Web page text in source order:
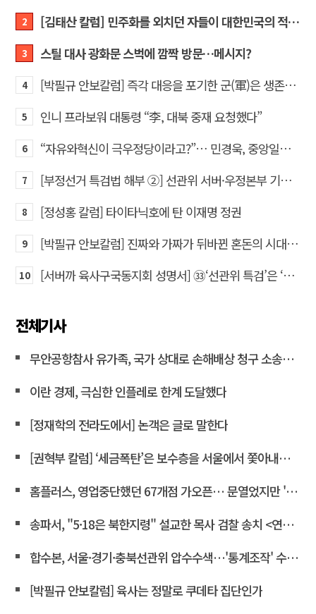
2 [김태산 칼럼] 민주화를 외치던 자들이 대한민국의 적이고 간첩이었다
3 스틸 대사 광화문 스벅에 깜짝 방문…메시지?
4 [박필규 안보칼럼] 즉각 대응을 포기한 군(軍)은 생존할 수 없다
5 인니 프라보워 대통령 “李, 대북 중재 요청했다”
6 “자유와혁신이 극우정당이라고?”… 민경욱, 중앙일보 직격
7 [부정선거 특검법 해부 ②] 선관위 서버·우정본부 기록까지…‘증거를 끌어오는 칼’
8 [정성홍 칼럼] 타이타닉호에 탄 이재명 정권
9 [박필규 안보칼럼] 진짜와 가짜가 뒤바뀐 혼돈의 시대, 안보 파탄은 막아야
10 [서버까 육사구국동지회 성명서] ㉝‘선관위 특검’은 ‘부정선거 특검’으로 명명하고 박주현 변호사를 ‘특검’으로 임명하라!
전체기사
무안공항참사 유가족, 국가 상대로 손해배상 청구 소송한다
이란 경제, 극심한 인플레로 한계 도달했다
[정재학의 전라도에서] 논객은 글로 말한다
[권혁부 칼럼] ‘세금폭탄’은 보수층을 서울에서 쫓아내려는 계획
홈플러스, 영업중단했던 67개점 가오픈… 문열었지만 '텅빈 매대'
송파서, "5·18은 북한지령" 설교한 목사 검찰 송치 <연합뉴스>
합수본, 서울·경기·충북선관위 압수수색…'통계조작' 수사확대
[박필규 안보칼럼] 육사는 정말로 쿠데타 집단인가